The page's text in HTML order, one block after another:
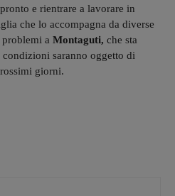
e rientrare a lavorare in
che lo accompagna da diverse
problemi a Montaguti, che sta
saranno oggetto di
giorni.